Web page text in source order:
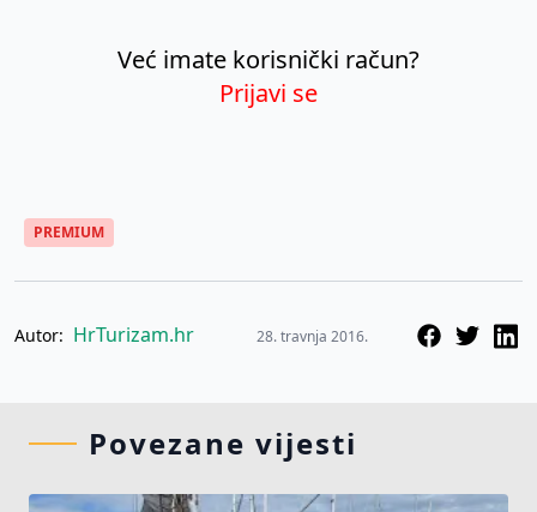
Već imate korisnički račun?
Prijavi se
PREMIUM
Autor: HrTurizam.hr 28. travnja 2016.
Povezane vijesti